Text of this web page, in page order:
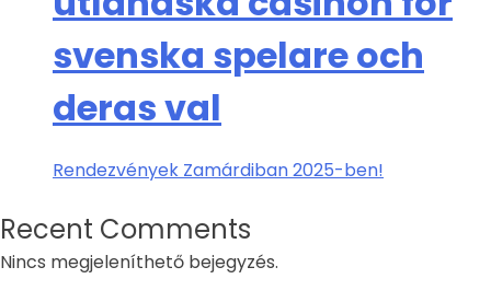
svenska spelare och
deras val
Rendezvények Zamárdiban 2025-ben!
Recent Comments
Nincs megjeleníthető bejegyzés.